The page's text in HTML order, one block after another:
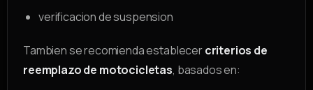
verificacion de suspension
Tambien se recomienda establecercriterios de
reemplazo de motocicletas, basados en: